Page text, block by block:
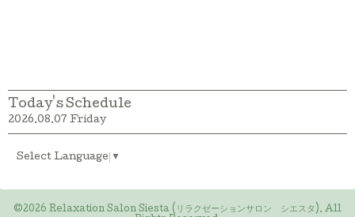
Today's Schedule
2026.08.07 Friday
Select Language ▼
©2026 Relaxation Salon Siesta (リラクゼーションサロン シエスタ). All